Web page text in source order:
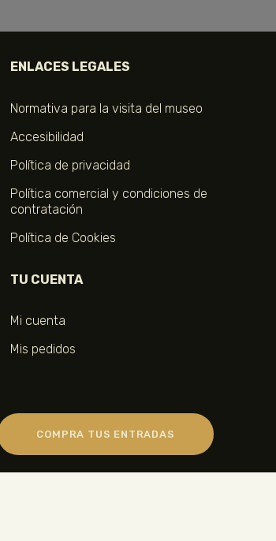
ENLACES LEGALES
Normativa para la visita del museo
Accesibilidad
Política de privacidad
Política comercial y condiciones de
contratación
Política de Cookies
TU CUENTA
Mi cuenta
Mis pedidos
COMPRA TUS ENTRADAS